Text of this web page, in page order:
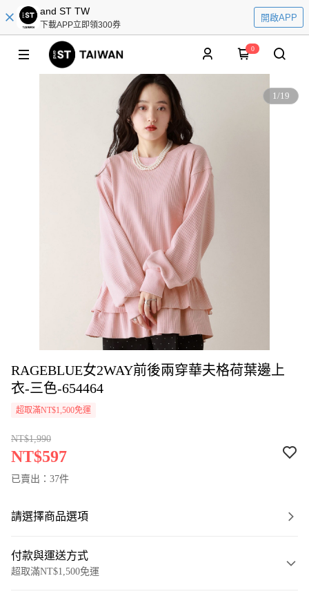
and ST TW
下載APP立即領300券
開啟APP
0
1/19
RAGEBLUE女2WAY前後兩穿華夫格荷葉邊上
衣-三色-654464
超取滿NT$1,500免運
NT$1,990
NT$597
已賣出：37件
請選擇商品選項
付款與運送方式
超取滿NT$1,500免運